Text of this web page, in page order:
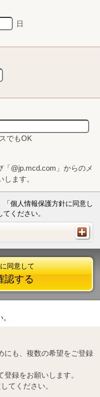
日
でもOK
@jp.mcd.com」からのメ
ます。
個人情報保護方針に同意し
ください。
同意して
認する
も、複数の希望をご登録
録をお願いします。
てください。